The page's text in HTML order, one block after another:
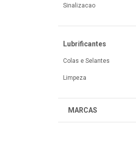
Sinalizacao
Lubrificantes
Colas e Selantes
Limpeza
MARCAS